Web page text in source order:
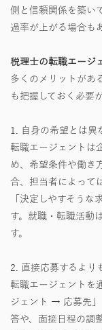
側と信頼関係を築い
過率が上がる場合も
税理士の転職エージ
多くのメリットがあ
も把握しておく必要
1. 自身の希望とは異
転職エージェントは
め、希望条件や働き
合、担当者によって
「決定しやすそうな
す。就職・転職活動
す。
2. 直接応募するより
転職エージェントを
ジェント → 応募先
答や、面接日程の調